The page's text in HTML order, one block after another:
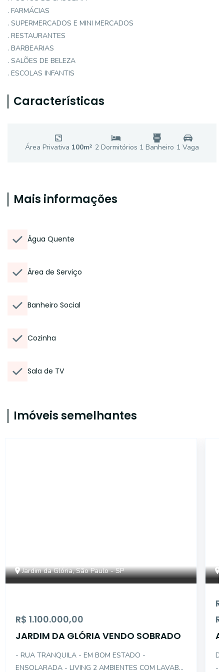
. FARMÁCIAS
. SUPERMERCADOS E MINI MERCADOS
. RESTAURANTES
. BARBEARIAS
. SALÕES DE BELEZA
. ESCOLAS INFANTIS
Características
Área Privativa 100m² 2Dormitórios 1 Banheiro 1 Vaga
Mais informações
Água Quente
Área de Serviço
Banheiro Social
Cozinha
Sala de TV
Imóveis semelhantes
Jardim da Glória, São Paulo - SP
R$ 1.100.000,00
JARDIM DA GLÓRIA VENDO SOBRADO
- RUA TRANQUILA - EM BOM ESTADO -
ENSOLARADA - LIVING 2 AMBIENTES COM LAVABO
-